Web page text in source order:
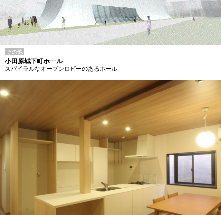
その他
小田原城下町ホール
スパイラルなオープンロビーのあるホール